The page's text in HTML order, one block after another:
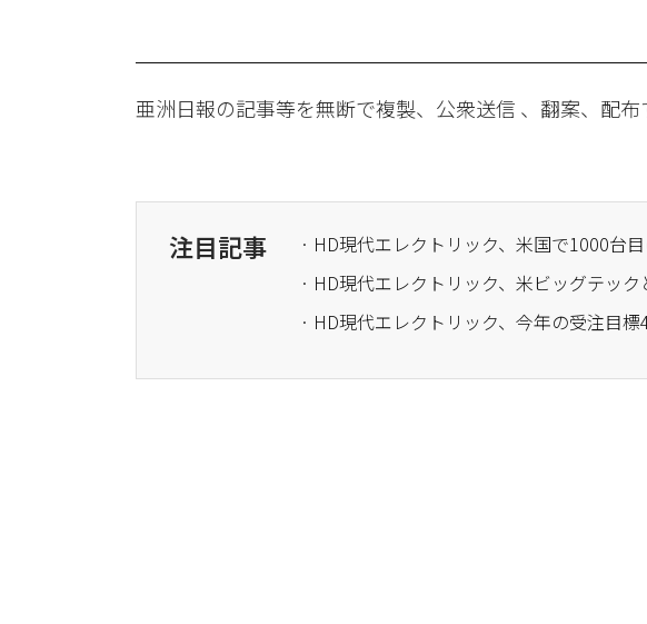
亜洲日報の記事等を無断で複製、公衆送信 、翻案、配布
注目記事
· HD現代エレクトリック、米国で1000台
· HD現代エレクトリック、今年の受注目